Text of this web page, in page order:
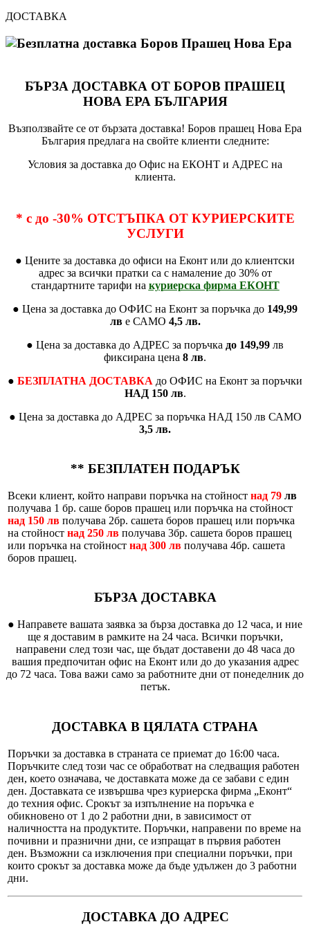
ДОСТАВКА
БЪРЗА ДОСТАВКА ОТ БОРОВ ПРАШЕЦ
НОВА ЕРА БЪЛГАРИЯ
Възползвайте се от бързата доставка! Боров прашец Нова Ера
България предлага на свойте клиенти следните:
Условия за доставка до Офис на ЕКОНТ и АДРЕС на
клиента.
* с до -30% ОТСТЪПКА ОТ КУРИЕРСКИТЕ
УСЛУГИ
● Цените за доставка до офиси на Еконт или до клиентски
адрес за всички пратки са с намаление до 30% от
стандартните тарифи на куриерска фирма ЕКОНТ
● Цена за доставка до ОФИС на Еконт за поръчка до 149,99
лве САМО 4,5 лв.
● Цена за доставка до АДРЕС за поръчка до 149,99 лв
фиксирана цена 8 лв.
● БЕЗПЛАТНА ДОСТАВКА до ОФИС на Еконт за поръчки
НАД 150 лв.
● Цена за доставка до АДРЕС за поръчка НАД 150 лв САМО
3,5 лв.
** БЕЗПЛАТЕН ПОДАРЪК
Всеки клиент, който направи поръчка на стойност над 79 лв
получава 1 бр. саше боров прашец или поръчка на стойност
над 150 лв получава 2бр. сашета боров прашец или поръчка
на стойност над 250 лв получава 3бр. сашета боров прашец
или поръчка на стойност над 300 лв получава 4бр. сашета
боров прашец.
БЪРЗА ДОСТАВКА
● Направете вашата заявка за бърза доставка до 12 часа, и ние
ще я доставим в рамките на 24 часа. Всички поръчки,
направени след този час, ще бъдат доставени до 48 часа до
вашия предпочитан офис на Еконт или до до указания адрес
до 72 часа. Това важи само за работните дни от понеделник до
петък.
ДОСТАВКА В ЦЯЛАТА СТРАНА
Поръчки за доставка в страната се приемат до 16:00 часа.
Поръчките след този час се обработват на следващия работен
ден, което означава, че доставката може да се забави с един
ден. Доставката се извършва чрез куриерска фирма „Еконт“
до техния офис. Срокът за изпълнение на поръчка е
обикновено от 1 до 2 работни дни, в зависимост от
наличността на продуктите. Поръчки, направени по време на
почивни и празнични дни, се изпращат в първия работен
ден. Възможни са изключения при специални поръчки, при
които срокът за доставка може да бъде удължен до 3 работни
дни.
ДОСТАВКА ДО АДРЕС